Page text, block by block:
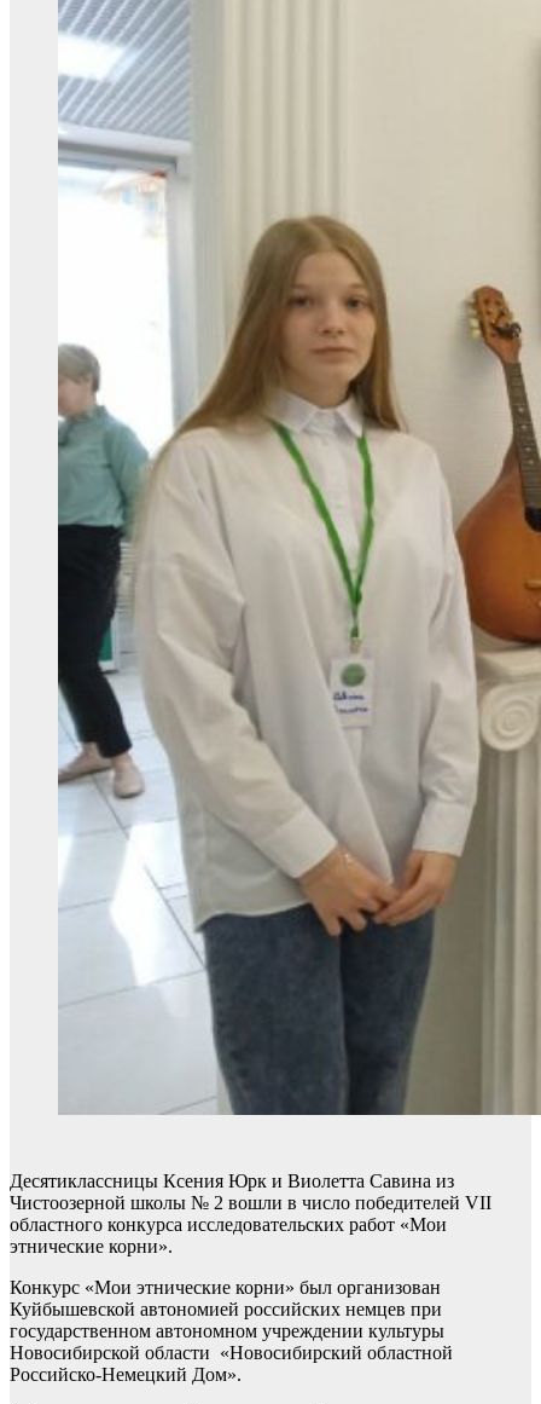
Десятиклассницы Ксения Юрк и Виолетта Савина из
Чистоозерной школы № 2 вошли в число победителей VII
областного конкурса исследовательских работ «Мои
этнические корни».
Конкурс «Мои этнические корни» был организован
Куйбышевской автономией российских немцев при
государственном автономном учреждении культуры
Новосибирской области «Новосибирский областной
Российско-Немецкий Дом».